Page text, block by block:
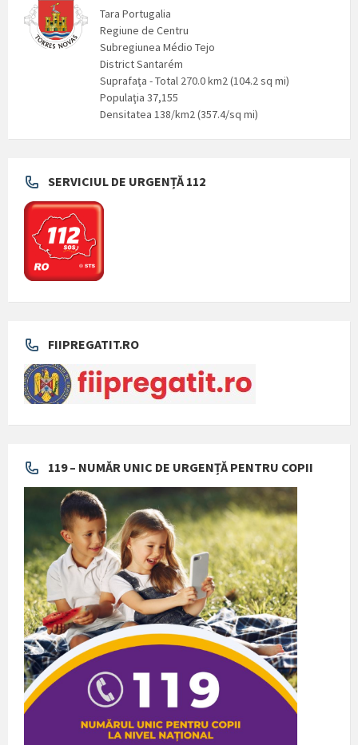
Tara Portugalia
Regiune de Centru
Subregiunea Médio Tejo
District Santarém
Suprafaţa - Total 270.0 km2 (104.2 sq mi)
Populaţia 37,155
Densitatea 138/km2 (357.4/sq mi)
SERVICIUL DE URGENȚĂ 112
FIIPREGATIT.RO
119 – NUMĂR UNIC DE URGENȚĂ PENTRU COPII